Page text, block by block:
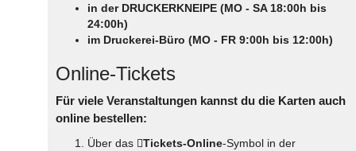
in der DRUCKERKNEIPE (MO - SA 18:00h bis
24:00h)
im Druckerei-Büro (MO - FR 9:00h bis 12:00h)
Online-Tickets
Für viele Veranstaltungen kannst du die Karten auch
online bestellen:
Über das Tickets-Online-Symbol in der